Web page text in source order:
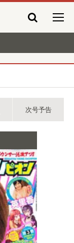
次号予告